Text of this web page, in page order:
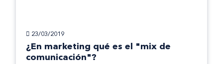
23/03/2019
¿En marketing qué es el "mix de
comunicación"?